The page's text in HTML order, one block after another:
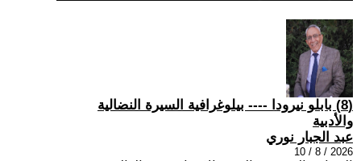
(8) بابلو نيرودا ---- بيلوغرافية السيرة النضالية
والأدبية
عبد الجبار نوري
2026 / 8 / 10